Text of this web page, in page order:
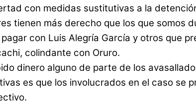
con medidas sustitutivas a la
tienen más derecho que los que
con Luis Alegría García y otros que
colindante con Oruro.
dinero alguno de parte de los
es que los involucrados en el caso se